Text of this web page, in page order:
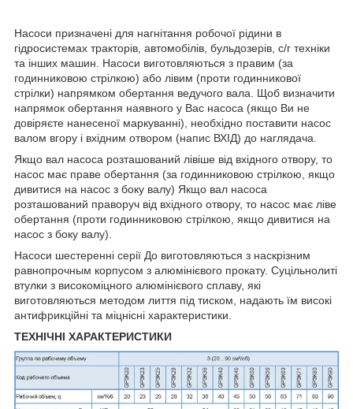
Насоси призначені для нагнітання робочої рідини в
гідросистемах тракторів, автомобілів, бульдозерів, с/г техніки
та інших машин. Насоси виготовляються з правим (за
годинниковою стрілкою) або лівим (проти годинникової
стрілки) напрямком обертання ведучого вала. Щоб визначити
напрямок обертання наявного у Вас насоса (якщо Ви не
довіряєте нанесеної маркуванні), необхідно поставити насос
валом вгору і вхідним отвором (напис ВХІД) до наглядача.
Якщо вал насоса розташований лівіше від вхідного отвору, то
насос має праве обертання (за годинниковою стрілкою, якщо
дивитися на насос з боку валу) Якщо вал насоса
розташований праворуч від вхідного отвору, то насос має ліве
обертання (проти годинниковою стрілкою, якщо дивитися на
насос з боку валу).
Насоси шестеренні серії До виготовляються з наскрізним
равнопрочным корпусом з алюмінієвого прокату. Суцільнолиті
втулки з високоміцного алюмінієвого сплаву, які
виготовляються методом лиття під тиском, надають їм високі
антифрикційні та міцнісні характеристики.
ТЕХНІЧНІ ХАРАКТЕРИСТИКИ